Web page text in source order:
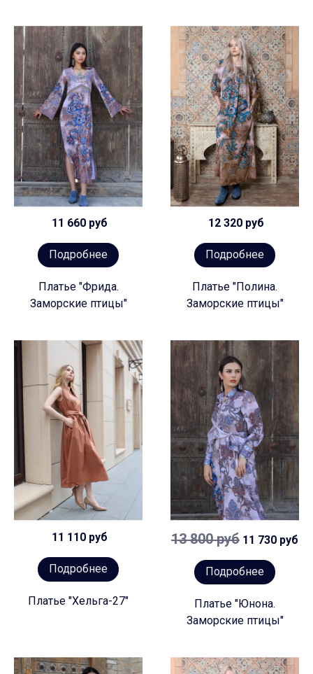
11 660 руб
Подробнее
Платье "Фрида.
Заморские птицы"
12 320 руб
Подробнее
Платье "Полина.
Заморские птицы"
11 110 руб
Подробнее
Платье "Хельга-27"
13 800 руб 11 730 руб
Подробнее
Платье "Юнона.
Заморские птицы"